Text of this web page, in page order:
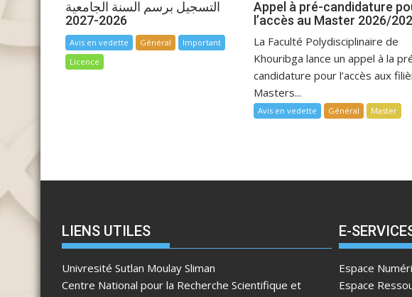
التسجيل برسم السنة الجامعية
2026-2027
Avis en vedette Général
Important
Licence
Appel à pré-candidature
l’accès au Master 2026/
La Faculté Polydisciplinaire de
Khouribga lance un appel à la
candidature pour l’accès aux
Masters...
Avis en vedette Général Master
LIENS UTILES
Univresité Sutlan Moulay Sliman
Centre National pour la Recherche Scientifique et
E-
Espace
Espace